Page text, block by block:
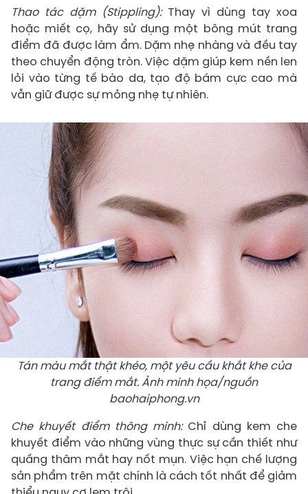
Thao tác dặm (Stippling):Thay vì dùng tay xoa
hoặc miết cọ, hãy sử dụng một bông mút trang
điểm đã được làm ẩm. Dặm nhẹ nhàng và đều tay
theo chuyển động tròn. Việc dặm giúp kem nền len
lỏi vào từng tế bào da, tạo độ bám cực cao mà
vẫn giữ được sự mỏng nhẹ tự nhiên.
Tán màu mắt thật khéo, một yêu cầu khắt khe của
trang điểm mắt. Ảnh minh họa/nguồn
baohaiphong.vn
Che khuyết điểm thông minh:Chỉ dùng kem che
khuyết điểm vào những vùng thực sự cần thiết như
quầng thâm mắt hay nốt mụn. Việc hạn chế lượng
sản phẩm trên mặt chính là cách tốt nhất để giảm